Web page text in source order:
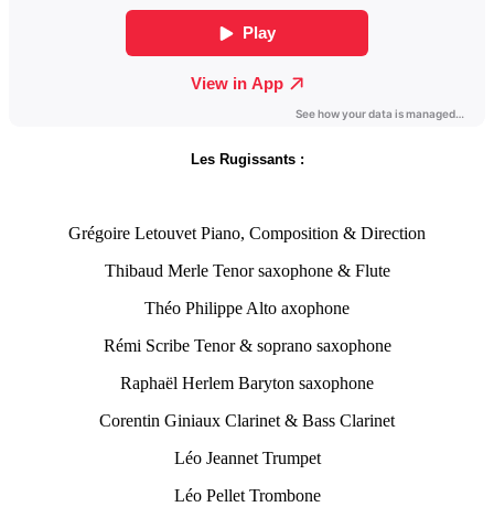
Les Rugissants :
Grégoire Letouvet Piano, Composition & Direction
Thibaud Merle Tenor saxophone & Flute
Théo Philippe Alto axophone
Rémi Scribe Tenor & soprano saxophone
Raphaël Herlem Baryton saxophone
Corentin Giniaux Clarinet & Bass Clarinet
Léo Jeannet Trumpet
Léo Pellet Trombone